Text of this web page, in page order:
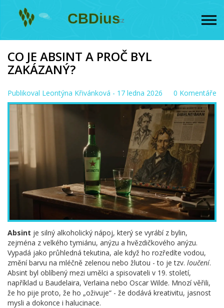
CO JE ABSINT A PROČ BYL
ZAKÁZANÝ?
Publikoval Leontýna Křivánková - 17 ledna 2026 0 Komentáře
Absint je silný alkoholický nápoj, který se vyrábí z bylin,
zejména z velkého tymiánu, anýzu a hvězdičkového anýzu.
Vypadá jako průhledná tekutina, ale když ho rozředíte vodou,
změní barvu na mléčně zelenou nebo žlutou - to je tzv. loučení.
Absint byl oblíbený mezi umělci a spisovateli v 19. století,
například u Baudelaira, Verlaina nebo Oscar Wilde. Mnozí věřili,
že ho pije proto, že ho „oživuje“ - že dodává kreativitu, jasnost
mysli a dokonce i halucinace.